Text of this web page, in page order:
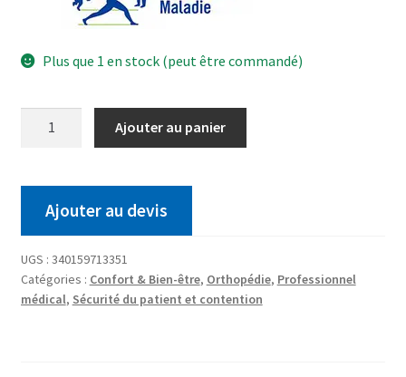
Plus que 1 en stock (peut être commandé)
Ajouter au panier
Ajouter au devis
UGS : 340159713351
Catégories : Confort & Bien-être, Orthopédie, Professionnel
médical, Sécurité du patient et contention